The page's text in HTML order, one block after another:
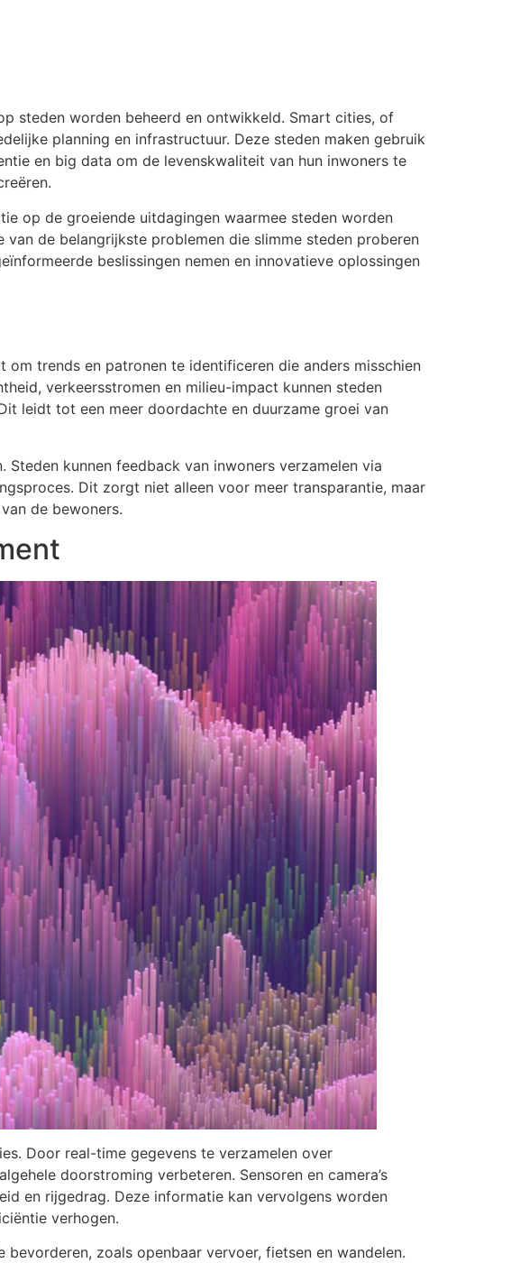
steden worden beheerd en ontwikkeld. Smart cities, of
planning en infrastructuur. Deze steden maken gebruik
en big data om de levenskwaliteit van hun inwoners te
op de groeiende uitdagingen waarmee steden worden
de belangrijkste problemen die slimme steden proberen
beslissingen nemen en innovatieve oplossingen
trends en patronen te identificeren die anders misschien
verkeersstromen en milieu-impact kunnen steden
leidt tot een meer doordachte en duurzame groei van
kunnen feedback van inwoners verzamelen via
Dit zorgt niet alleen voor meer transparantie, maar
de bewoners.
Door real-time gegevens te verzamelen over
doorstroming verbeteren. Sensoren en camera’s
en rijgedrag. Deze informatie kan vervolgens worden
verhogen.
zoals openbaar vervoer, fietsen en wandelen.